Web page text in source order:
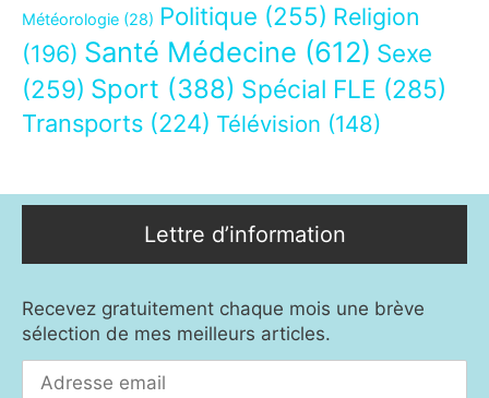
Météorologie (28) Politique (255) Religion
(196) Santé Médecine (612) Sexe
(259) Sport (388) Spécial FLE (285)
Transports (224) Télévision (148)
Lettre d’information
Recevez gratuitement chaque mois une brève
sélection de mes meilleurs articles.